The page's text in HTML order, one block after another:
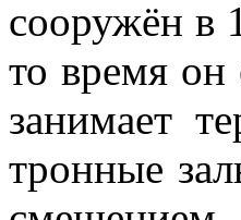
сооружён в
то время он
занимает
тронные